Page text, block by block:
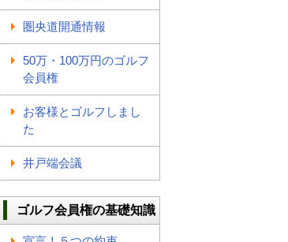
圏央道開通情報
50万・100万円のゴルフ
会員権
お客様とゴルフしまし
た
井戸端会議
ゴルフ会員権の基礎知識